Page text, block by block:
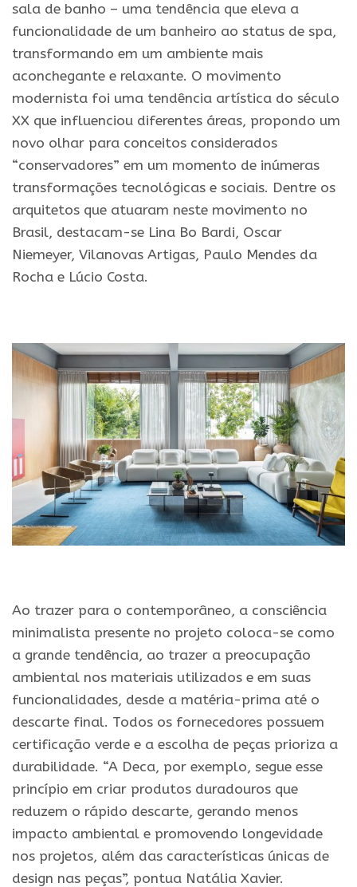
sala de banho – uma tendência que eleva a
funcionalidade de um banheiro ao status de spa,
transformando em um ambiente mais
aconchegante e relaxante. O movimento
modernista foi uma tendência artística do século
XX que influenciou diferentes áreas, propondo um
novo olhar para conceitos considerados
“conservadores” em um momento de inúmeras
transformações tecnológicas e sociais. Dentre os
arquitetos que atuaram neste movimento no
Brasil, destacam-se Lina Bo Bardi, Oscar
Niemeyer, Vilanovas Artigas, Paulo Mendes da
Rocha e Lúcio Costa.
Ao trazer para o contemporâneo, a consciência
minimalista presente no projeto coloca-se como
a grande tendência, ao trazer a preocupação
ambiental nos materiais utilizados e em suas
funcionalidades, desde a matéria-prima até o
descarte final. Todos os fornecedores possuem
certificação verde e a escolha de peças prioriza a
durabilidade. “A Deca, por exemplo, segue esse
princípio em criar produtos duradouros que
reduzem o rápido descarte, gerando menos
impacto ambiental e promovendo longevidade
nos projetos, além das características únicas de
design nas peças”, pontua Natália Xavier.